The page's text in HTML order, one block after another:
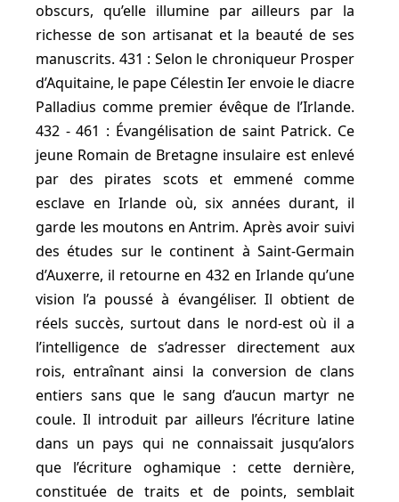
obscurs, qu’elle illumine par ailleurs par la
richesse de son artisanat et la beauté de ses
manuscrits. 431 : Selon le chroniqueur Prosper
d’Aquitaine, le pape Célestin Ier envoie le diacre
Palladius comme premier évêque de l’Irlande.
432 - 461 : Évangélisation de saint Patrick. Ce
jeune Romain de Bretagne insulaire est enlevé
par des pirates scots et emmené comme
esclave en Irlande où, six années durant, il
garde les moutons en Antrim. Après avoir suivi
des études sur le continent à Saint-Germain
d’Auxerre, il retourne en 432 en Irlande qu’une
vision l’a poussé à évangéliser. Il obtient de
réels succès, surtout dans le nord-est où il a
l’intelligence de s’adresser directement aux
rois, entraînant ainsi la conversion de clans
entiers sans que le sang d’aucun martyr ne
coule. Il introduit par ailleurs l’écriture latine
dans un pays qui ne connaissait jusqu’alors
que l’écriture oghamique : cette dernière,
constituée de traits et de points, semblait